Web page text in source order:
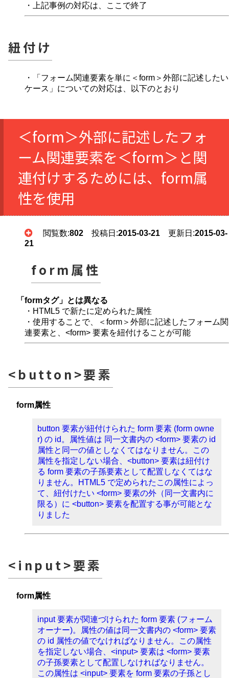
・上記事例の対応は、ここで終了
紐付け
・「フォーム関連要素を単に＜form＞外部に記述したい
ケース」についての対応は、以下のとおり
＜form＞外部に記述したフォ
ーム関連要素を＜form＞と関
連付けするためには、form属
性を使用
閲覧数:802 投稿日:2015-03-21 更新日:2015-03-
21
form属性
「formタグ」とは異なる
・HTML5 で新たに定められた属性
・使用することで、＜form＞外部に記述したフォーム関
連要素と、<form> 要素を紐付けることが可能
<button>要素
form属性
button 要素が紐付けられた form 要素 (form owne
r) の id。属性値は 同一文書内の <form> 要素の id
属性と同一の値としなくてはなりません。この
属性を指定しない場合、<button> 要素は紐付け
る form 要素の子孫要素として配置しなくてはな
りません。HTML5 で定められたこの属性によっ
て、紐付けたい <form> 要素の外（同一文書内に
限る）に <button> 要素を配置する事が可能とな
りました
<input>要素
form属性
input 要素が関連づけられた form 要素 (フォーム
オーナー)。属性の値は同一文書内の <form> 要素
の id 属性の値でなければなりません。この属性
を指定しない場合、<input> 要素は <form> 要素
の子孫要素として配置しなければなりません。
この属性は <input> 要素を form 要素の子孫とし